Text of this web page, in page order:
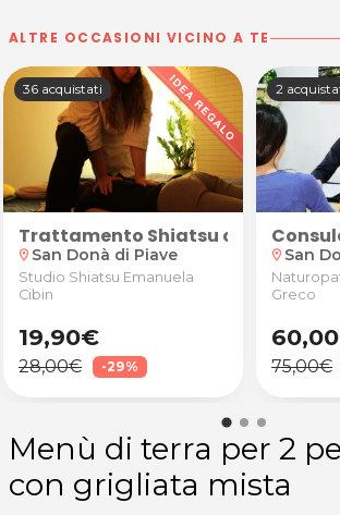
ALTRE OCCASIONI VICINO A TE
Glamour Beauty & SPA a
o a domicilio
36 acquistati
Trattamento Shiatsu collo,
location_on San Donà di Piave
Studio Shiatsu Emanuela
Cibin
19,90€
28,00€ -29%
2
location_on San
Greco
75,00€
Menù di terra per 2
con grigliata mista